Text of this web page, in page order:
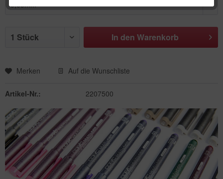
In den Warenkorb
Merken Auf die Wunschliste
Artikel-Nr.: 2207500